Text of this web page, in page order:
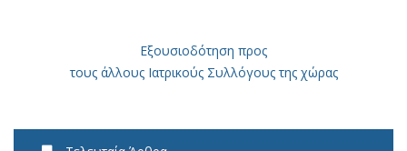
Εξουσιοδότηση προς
τους άλλους Ιατρικούς Συλλόγους της χώρας